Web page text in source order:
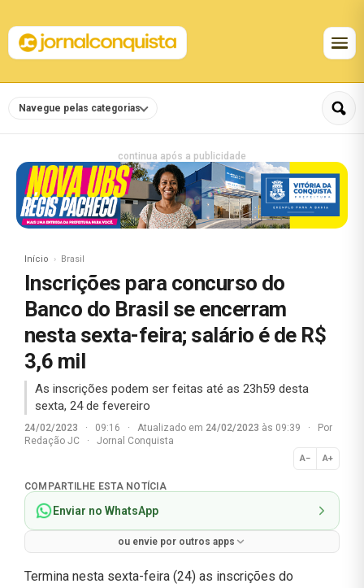
Navegue pelas categorias
continua após a publicidade
Início Brasil
Inscrições para concurso do
Banco do Brasil se encerram
nesta sexta-feira; salário é de R$
3,6 mil
As inscrições podem ser feitas até as 23h59 desta
sexta, 24 de fevereiro
24/02/2023 · 09:16 · Atualizado em 24/02/2023 às 09:39 ·
Por
Redação JC
· Jornal Conquista
A− A+
Normal
COMPARTILHE ESTA NOTÍCIA
Enviar no WhatsApp
ou envie por outros apps
Termina nesta sexta-feira (24) as inscrições do